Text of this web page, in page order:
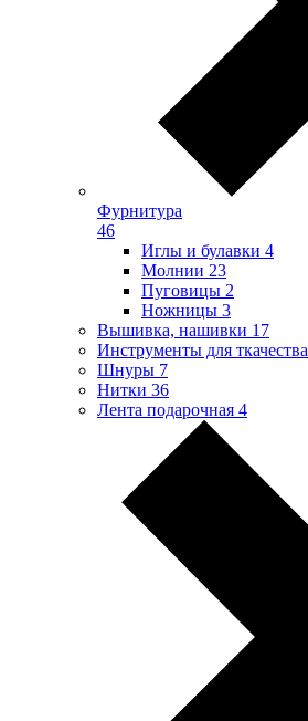
Фурнитура
46
Иглы и булавки 4
Молнии 23
Пуговицы 2
Ножницы 3
Вышивка, нашивки 17
Инструменты для ткачества
Шнуры 7
Нитки 36
Лента подарочная 4